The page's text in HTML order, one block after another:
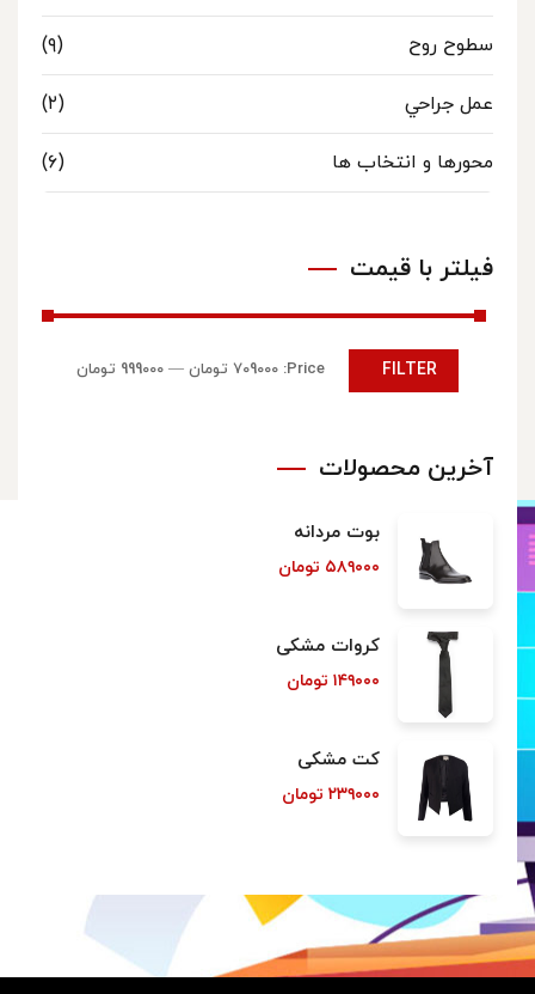
سطوح روح (۹)
عمل جراحي (۲)
محورها و انتخاب ها (۶)
فیلتر با قیمت
FILTER
Price: 709000 تومان — 999000 تومان
آخرین محصولات
بوت مردانه
۵۸۹۰۰۰ تومان
کروات مشکی
۱۴۹۰۰۰ تومان
کت مشکی
۲۳۹۰۰۰ تومان